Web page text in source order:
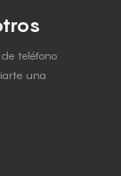
teléfono
una